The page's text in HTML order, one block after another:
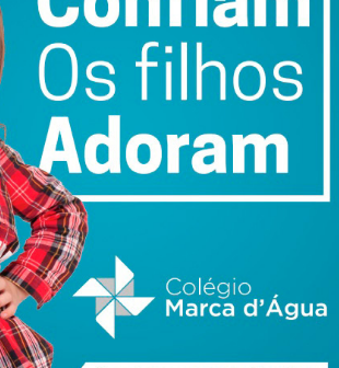
papel
aceite
de
Avaria em coletor de
saneamento na
origem da
mortalidade de